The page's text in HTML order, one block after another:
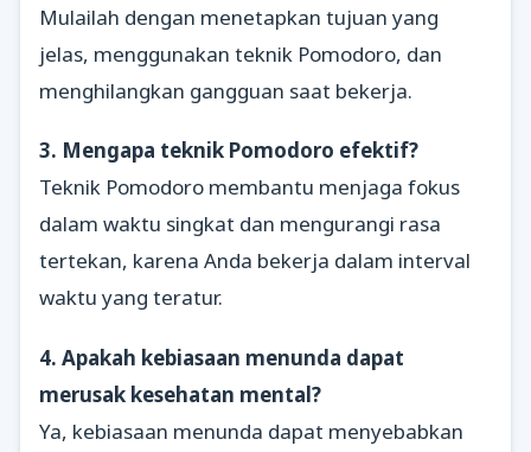
Mulailah dengan menetapkan tujuan yang
jelas, menggunakan teknik Pomodoro, dan
menghilangkan gangguan saat bekerja.
3. Mengapa teknik Pomodoro efektif?
Teknik Pomodoro membantu menjaga fokus
dalam waktu singkat dan mengurangi rasa
tertekan, karena Anda bekerja dalam interval
waktu yang teratur.
4. Apakah kebiasaan menunda dapat
merusak kesehatan mental?
Ya, kebiasaan menunda dapat menyebabkan